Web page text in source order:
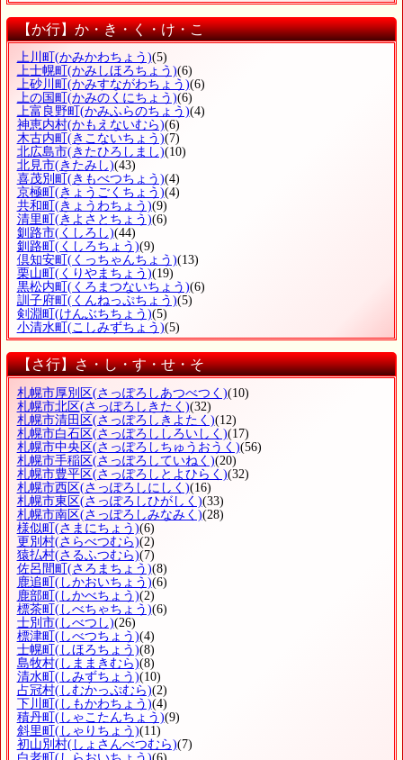
【か行】か・き・く・け・こ
上川町 (かみかわちょう)(5)
上士幌町 (かみしほろちょう)(6)
上砂川町 (かみすながわちょう)(6)
上の国町 (かみのくにちょう)(6)
上富良野町 (かみふらのちょう)(4)
神恵内村(かもえないむら)(6)
木古内町 (きこないちょう)(7)
北広島市(きたひろしまし)(10)
北見市(きたみし)(43)
喜茂別町 (きもべつちょう)(4)
京極町 (きょうごくちょう)(4)
共和町 (きょうわちょう)(9)
清里町 (きよさとちょう)(6)
釧路市(くしろし)(44)
釧路町 (くしろちょう)(9)
倶知安町 (くっちゃんちょう)(13)
栗山町 (くりやまちょう)(19)
黒松内町 (くろまつないちょう)(6)
訓子府町 (くんねっぷちょう)(5)
剣淵町 (けんぶちちょう)(5)
小清水町 (こしみずちょう)(5)
【さ行】さ・し・す・せ・そ
札幌市厚別区(さっぽろしあつべつく)(10)
札幌市北区(さっぽろしきたく)(32)
札幌市清田区(さっぽろしきよたく)(12)
札幌市白石区(さっぽろししろいしく)(17)
札幌市中央区(さっぽろしちゅうおうく)(56)
札幌市手稲区(さっぽろしていねく)(20)
札幌市豊平区(さっぽろしとよひらく)(32)
札幌市西区(さっぽろしにしく)(16)
札幌市東区(さっぽろしひがしく)(33)
札幌市南区(さっぽろしみなみく)(28)
様似町(さまにちょう)(6)
更別村(さらべつむら)(2)
猿払村(さるふつむら)(7)
佐呂間町(さろまちょう)(8)
鹿追町(しかおいちょう)(6)
鹿部町(しかべちょう)(2)
標茶町(しべちゃちょう)(6)
士別市(しべつし)(26)
標津町(しべつちょう)(4)
士幌町(しほろちょう)(8)
島牧村(しままきむら)(8)
清水町(しみずちょう)(10)
占冠村(しむかっぷむら)(2)
下川町(しもかわちょう)(4)
積丹町(しゃこたんちょう)(9)
斜里町(しゃりちょう)(11)
初山別村(しょさんべつむら)(7)